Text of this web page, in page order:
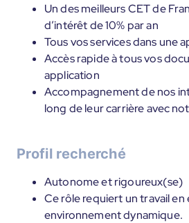
Un des meilleurs CET de
d’intérêt de 10% par an
Tous vos services dans une
Accès rapide à tous vos
application
Accompagnement de nos
long de leur carrière avec
Profil recherché
Autonome et rigoureux(se)
Ce rôle requiert un travail en
environnement dynamique.